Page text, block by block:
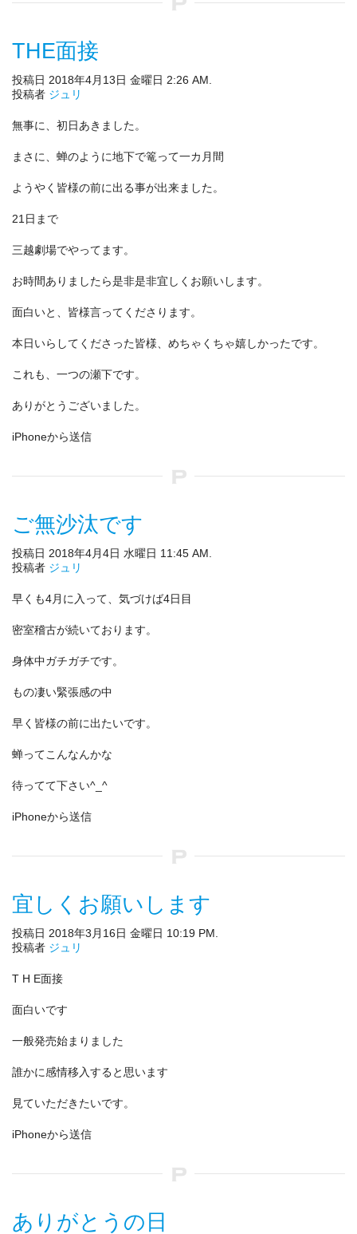
THE面接
投稿日 2018年4月13日 金曜日 2:26 AM.
投稿者 ジュリ
無事に、初日あきました。
まさに、蝉のように地下で篭って一カ月間
ようやく皆様の前に出る事が出来ました。
21日まで
三越劇場でやってます。
お時間ありましたら是非是非宜しくお願いします。
面白いと、皆様言ってくださります。
本日いらしてくださった皆様、めちゃくちゃ嬉しかったです。
これも、一つの瀬下です。
ありがとうございました。
iPhoneから送信
ご無沙汰です
投稿日 2018年4月4日 水曜日 11:45 AM.
投稿者 ジュリ
早くも4月に入って、気づけば4日目
密室稽古が続いております。
身体中ガチガチです。
もの凄い緊張感の中
早く皆様の前に出たいです。
蝉ってこんなんかな
待ってて下さい^_^
iPhoneから送信
宜しくお願いします
投稿日 2018年3月16日 金曜日 10:19 PM.
投稿者 ジュリ
T H E面接
面白いです
一般発売始まりました
誰かに感情移入すると思います
見ていただきたいです。
iPhoneから送信
ありがとうの日